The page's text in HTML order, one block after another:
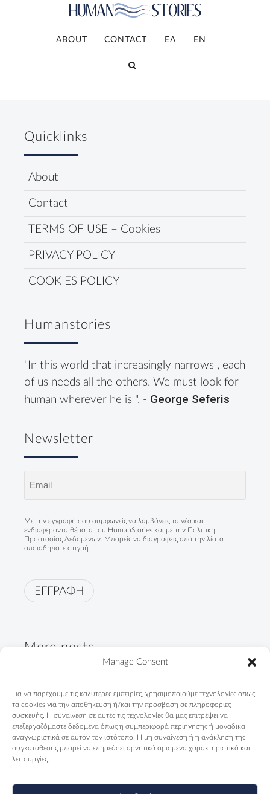
Manage Consent
Για να παρέχουμε τις καλύτερες εμπειρίες, χρησιμοποιούμε τεχνολογίες όπως
τα cookies για την αποθήκευση ή/και την πρόσβαση σε πληροφορίες
συσκευής. Η συναίνεση σε αυτές τις τεχνολογίες θα μας επιτρέψει να
επεξεργαζόμαστε δεδομένα όπως η συμπεριφορά περιήγησης ή μοναδικά
αναγνωριστικά σε αυτόν τον ιστότοπο. Η μη συναίνεση ή η ανάκληση της
συγκατάθεσης μπορεί να επηρεάσει αρνητικά ορισμένα χαρακτηριστικά και
λειτουργίες.
ABOUT CONTACT ΕΛ ΕΝ
Quicklinks
About
Contact
TERMS OF USE – Cookies
PRIVACY POLICY
COOKIES POLICY
Humanstories
"In this world that increasingly narrows , each
of us needs all the others. We must look for
human wherever he is ". - George Seferis
Newsletter
Με την εγγραφή σου συμφωνείς να λαμβάνεις τα νέα και
ενδιαφέροντα θέματα του HumanStories και με την
Πολιτική
Προστασίας Δεδομένων. Μπορείς να διαγραφείς από την λίστα
οποιαδήποτε στιγμή.
ΕΓΓΡΑΦΗ
More posts
Greeks"
09/04/2024
Telendos Primary School is